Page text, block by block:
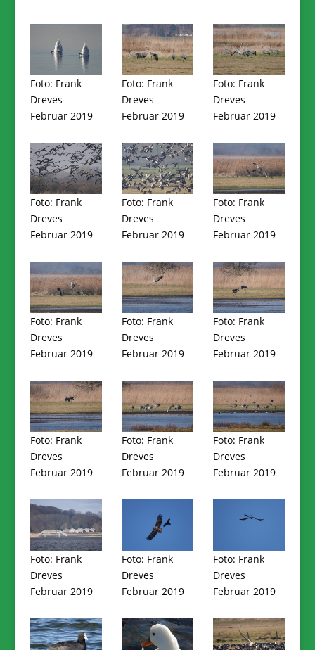
Foto: Frank
Dreves
Februar 2019
Foto: Frank
Dreves
Februar 2019
Foto: Frank
Dreves
Februar 2019
Foto: Frank
Dreves
Februar 2019
Foto: Frank
Dreves
Februar 2019
Foto: Frank
Dreves
Februar 2019
Foto: Frank
Dreves
Februar 2019
Foto: Frank
Dreves
Februar 2019
Foto: Frank
Dreves
Februar 2019
Foto: Frank
Dreves
Februar 2019
Foto: Frank
Dreves
Februar 2019
Foto: Frank
Dreves
Februar 2019
Foto: Frank
Dreves
Februar 2019
Foto: Frank
Dreves
Februar 2019
Foto: Frank
Dreves
Februar 2019